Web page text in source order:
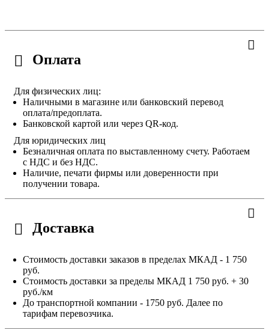
Оплата
Для физических лиц:
Наличными в магазине или банковский перевод
оплата/предоплата.
Банковской картой или через QR-код.
Для юридических лиц
Безналичная оплата по выставленному счету. Работаем
с НДС и без НДС.
Наличие, печати фирмы или доверенности при
получении товара.
Доставка
Стоимость доставки заказов в пределах МКАД - 1 750
руб.
Стоимость доставки за пределы МКАД 1 750 руб. + 30
руб./км
До транспортной компании - 1750 руб. Далее по
тарифам перевозчика.